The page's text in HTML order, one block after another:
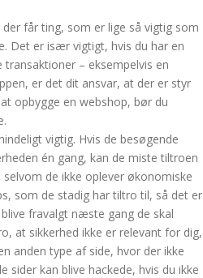
får ting, som er lige så vigtig som
Det er især vigtigt, hvis du har en
– eksempelvis en
er det dit ansvar, at der er styr
opbygge en webshop, bør du
vigtig. Hvis de besøgende
én gang, kan de miste tiltroen
de ikke oplever økonomiske
som de stadig har tiltro til, så det er
fravalgt næste gang de skal
at sikkerhed ikke er relevant for dig,
anden type af side, hvor der ikke
sider kan blive hackede, hvis du ikke